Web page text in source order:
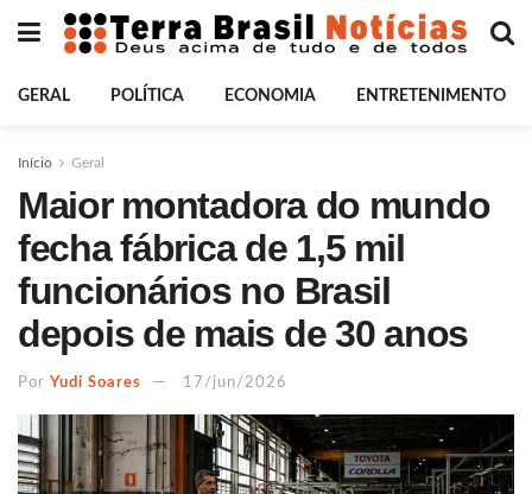
GERAL POLÍTICA ECONOMIA ENTRETENIMENTO
Início Geral
Maior montadora do mundo
fecha fábrica de 1,5 mil
funcionários no Brasil
depois de mais de 30 anos
Por Yudi Soares 17/jun/2026